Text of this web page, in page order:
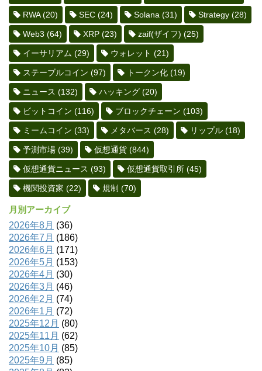
RWA(20) SEC (24) Solana (31) Strategy (28)
Web3 (64) XRP (23) zaif(ザイフ) (25)
イーサリアム (29) ウォレット (21)
ステーブルコイン (97) トークン化 (19)
ニュース (132) ハッキング (20)
ビットコイン (116) ブロックチェーン (103)
ミームコイン (33) メタバース (28) リップル (18)
予測市場 (39) 仮想通貨 (844)
仮想通貨ニュース (93) 仮想通貨取引所 (45)
機関投資家 (22) 規制 (70)
月別アーカイブ
2026年8月 (36)
2026年7月 (186)
2026年6月 (171)
2026年5月 (153)
2026年4月 (30)
2026年3月 (46)
2026年2月 (74)
2026年1月 (72)
2025年12月 (80)
2025年11月 (62)
2025年10月 (85)
2025年9月 (85)